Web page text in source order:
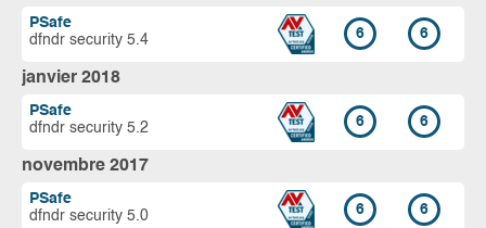
PSafe
dfndr security 5.4
6 6
janvier 2018
PSafe
dfndr security 5.2
6 6
novembre 2017
PSafe
dfndr security 5.0
6 6